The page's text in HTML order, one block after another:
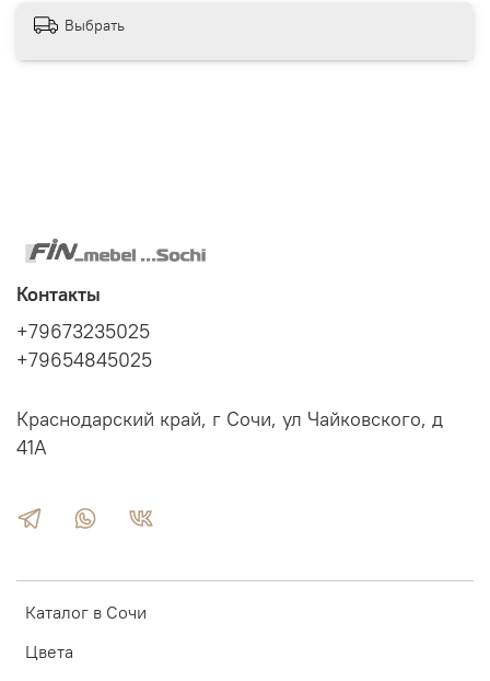
Выбрать
Каталог в Сочи
Цвета
Контакты
+79673235025
+79654845025
Краснодарский край, г Сочи, ул Чайковского, д
41А